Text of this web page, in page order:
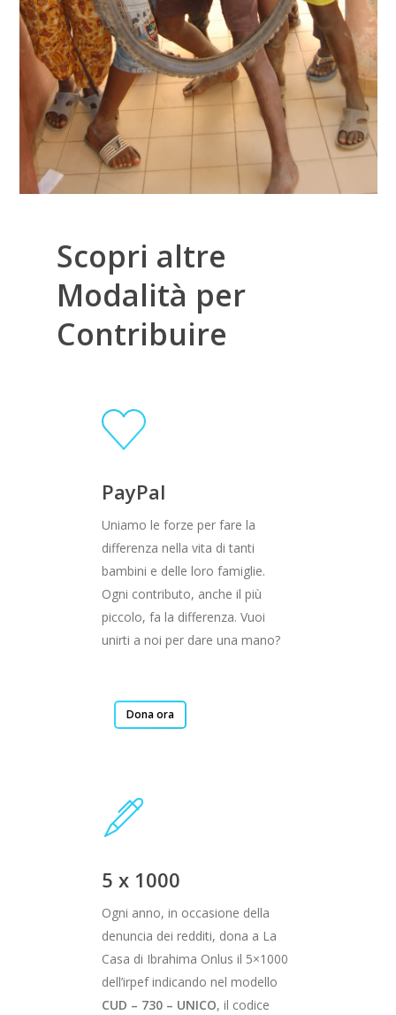
Scopri altre
Modalità per
Contribuire
PayPal
Uniamo le forze per fare la
differenza nella vita di tanti
bambini e delle loro famiglie.
Ogni contributo, anche il più
piccolo, fa la differenza. Vuoi
unirti a noi per dare una mano?
Dona ora
5 x 1000
Ogni anno, in occasione della
denuncia dei redditi, dona a La
Casa di Ibrahima Onlus il 5×1000
dell’irpef indicando nel modello
CUD – 730 – UNICO, il codice